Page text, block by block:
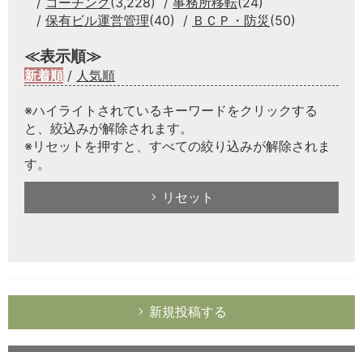
保有ビル運営管理(40) ＢＣＰ・防災 (50)
≪表示順≫
新着順 / 人気順
※ハイライトされているキーワードをクリックする
と、絞込みが解除されます。
※リセットを押すと、すべての絞り込みが解除されま
す。
リセット
新規投稿する